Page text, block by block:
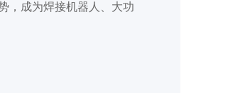
，成为焊接机器人、大功